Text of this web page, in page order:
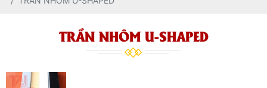
TRẦN NHÔM U-SHAPED